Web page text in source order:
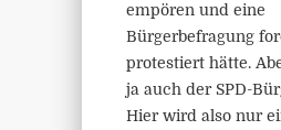
empören und eine
Bürgerbefragung
protestiert hätte.
ja auch der SPD-
Hier wird also nur